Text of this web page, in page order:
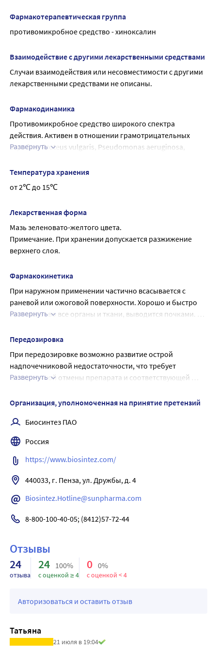
пигментированных пятен на теле при воздействии
солнечных лучей), зуд, околораневой дерматит.
Если любые из указанных в инструкции побочных
побочные эффекты, не указанные в инструкции, следует
немедленно сообщить.
Фармакотерапевтическая группа
противомикробное средство - хиноксалин
Взаимодействие с другими лекарственными средствами
Случаи взаимодействия или несовместимости с другими
лекарственными средствами не описаны.
Фармакодинамика
Противомикробное средство широкого спектра
действия. Активен в отношении грамотрицательных
аэробов: Proteus vulgaris, Pseudomonas aeruginosa,
Shigella flexneri, Shigella boydii, Shigella sonnei, Salmonella
spp.; грамположительных аэробов: Staphylococcus spp.,
Streptococcus spp.; анаэробов: Clostridium perfringens.
противомикробным лекарственным средствам, включая
антибиотики разных групп. Возможно развитие
лекарственной устойчивости бактерий.
Обработка мазью ожоговых и гнойно-некротических ран
поверхности, стимулирует регенерацию и краевую
эпителизацию, и благоприятно влияет на течение
раневого процесса.
В экспериментальных исследованиях
Развернуть
Температура хранения
от 2℃ до 15℃
Лекарственная форма
Мазь зеленовато-желтого цвета.
Примечание. При хранении допускается разжижение
верхнего слоя.
Фармакокинетика
При наружном применении частично всасывается с
раневой или ожоговой поверхности. Хорошо и быстро
проникает во все органы и ткани, выводится почками. Не
Развернуть
Передозировка
При передозировке возможно развитие острой
надпочечниковой недостаточности, что требует
немедленной отмены препарата и соответствующей
описаны.
Развернуть
Организация, уполномоченная на принятие претензий
Биосинтез ПАО
Россия
https://www.biosintez.com/
440033, г. Пенза, ул. Дружбы, д. 4
Biosintez.Hotline@sunpharma.com
8-800-100-40-05; (8412)57-72-44
Отзывы
24
отзыва
24 100%
с оценкой ≥ 4
0 0%
с оценкой < 4
Авторизоваться и оставить отзыв
Татьяна
21 июля в 19:04